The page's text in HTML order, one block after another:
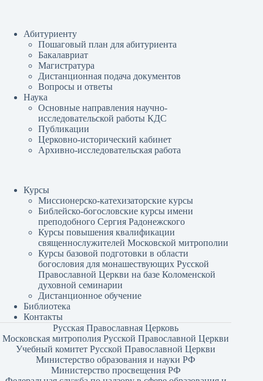
Абитуриенту
Пошаговый план для абитуриента
Бакалавриат
Магистратура
Дистанционная подача документов
Вопросы и ответы
Наука
Основные направления научно-
исследовательской работы КДС
Публикации
Церковно-исторический кабинет
Архивно-исследовательская работа
Курсы
Миссионерско-катехизаторские курсы
Библейско-богословские курсы имени
преподобного Сергия Радонежского
Курсы повышения квалификации
священнослужителей Московской митрополии
Курсы базовой подготовки в области
богословия для монашествующих Русской
Православной Церкви на базе Коломенской
духовной семинарии
Дистанционное обучение
Библиотека
Контакты
Русская Православная Церковь
Московская митрополия Русской Православной Церкви
Учебный комитет Русской Православной Церкви
Министерство образования и науки РФ
Министерство просвещения РФ